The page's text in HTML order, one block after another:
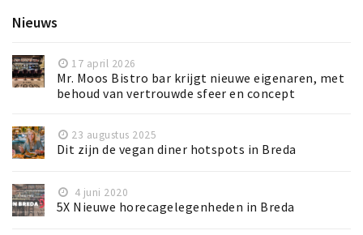
Nieuws
17 april 2026
Mr. Moos Bistro bar krijgt nieuwe eigenaren, met
behoud van vertrouwde sfeer en concept
23 augustus 2025
Dit zijn de vegan diner hotspots in Breda
4 juni 2020
5X Nieuwe horecagelegenheden in Breda